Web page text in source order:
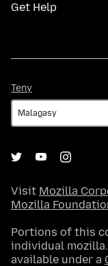
Get Help
Teny
Visit Mozilla
Mozilla
Portions of this
individual
available under a